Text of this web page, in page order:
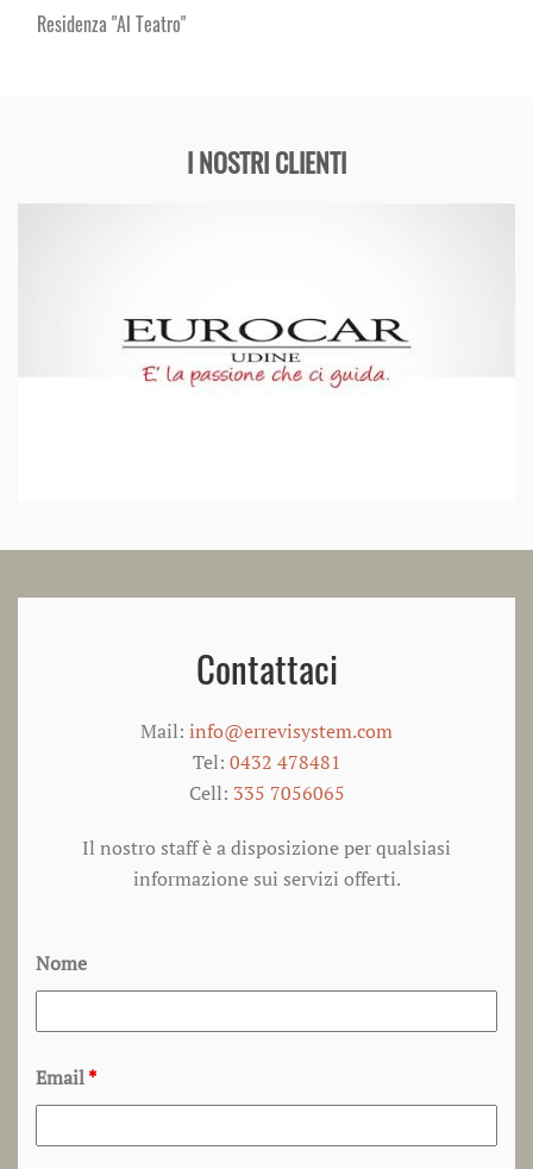
Residenza "Al Teatro"
I NOSTRI CLIENTI
Contattaci
Mail: info@errevisystem.com
Tel: 0432 478481
Cell: 335 7056065
Il nostro staff è a disposizione per qualsiasi
informazione sui servizi offerti.
Nome
Email*